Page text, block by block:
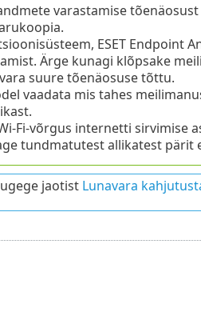
varastamise
ESET Endpoint
Ärge kunagi klõpsake
suure tõenäosuse tõttu.
vaadata mis tahes
Fi-võrgus internetti sirvimise
tundmatutest allikatest
jaotist Lunavara